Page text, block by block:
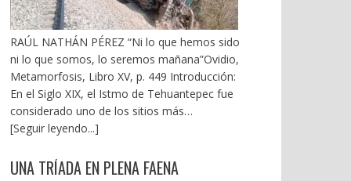
RAÚL NATHÁN PÉREZ “Ni lo que hemos sido
ni lo que somos, lo seremos mañana”Ovidio,
Metamorfosis, Libro XV, p. 449 Introducción:
En el Siglo XIX, el Istmo de Tehuantepec fue
considerado uno de los sitios más
estratégicos a nivel mundial. En la mira de los
emanados del PRI iniciaron una serie de
[Seguir leyendo...]
UNA TRÍADA EN PLENA FAENA